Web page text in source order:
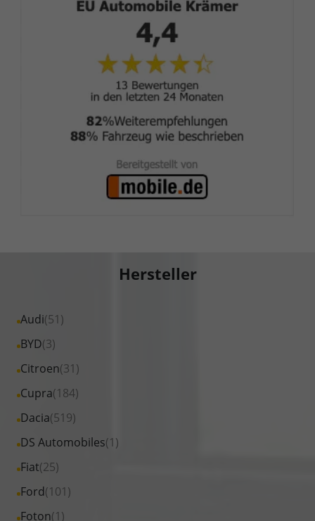
Hersteller
Audi(51)
Alle
Fahrzeuge
Audi
anzeigen
BYD(3)
Alle
Fahrzeuge
BYD
anzeigen
Citroen(31)
Alle
Fahrzeuge
Citroen
anzeigen
Cupra(184)
Alle
Fahrzeuge
Cupra
anzeigen
Dacia(519)
Alle
Fahrzeuge
Dacia
anzeigen
DS Automobiles(1)
Alle
Fahrzeuge
DS
Fiat(25)
Alle
Fahrzeuge
Ford(101)
Alle
Fahrzeuge
Foton(1)
Alle